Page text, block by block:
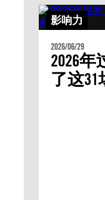
影响力
2026/06/29
2026
了这31